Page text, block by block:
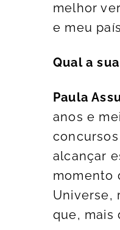
melhor
e meu
Qual a
Paula
anos e
alcançar
momento
Universe,
que, mais